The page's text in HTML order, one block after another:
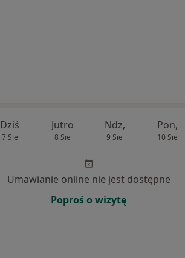
Dziś
7 Sie
Jutro
8 Sie
Ndz,
9 Sie
Pon,
10 Sie
Umawianie online nie jest dostępne
Poproś o wizytę